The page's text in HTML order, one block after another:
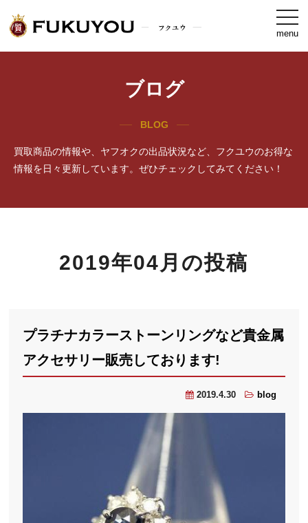
menu
ブログ
BLOG
買取商品の情報や、ヤフオクの出品状況など、フクユウのお得な
情報を日々更新しています。ぜひチェックしてみてください！
2019年04月の投稿
プラチナカラーストーンリングなど貴金属
アクセサリー販売しております!
2019.4.30 blog